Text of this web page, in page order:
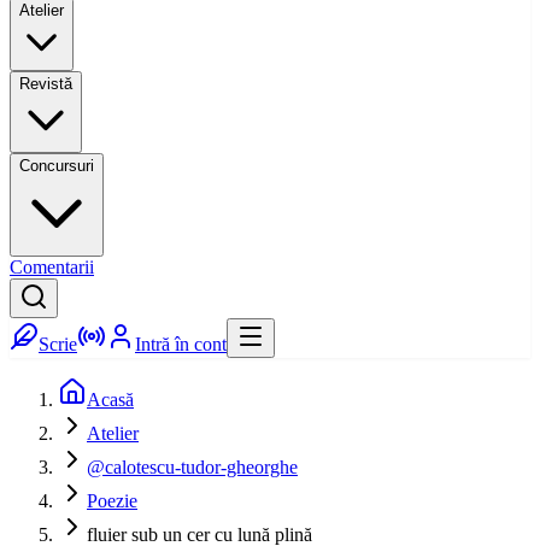
Atelier
Revistă
Concursuri
Comentarii
Scrie Intră în cont
Acasă
Atelier
@calotescu-tudor-gheorghe
Poezie
fluier sub un cer cu lună plină